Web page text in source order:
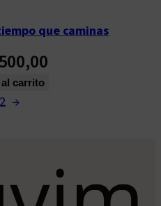
que caminas
carrito
2 →